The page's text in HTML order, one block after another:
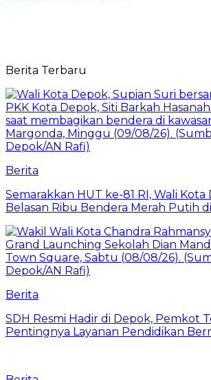
Berita Terbaru
Berita
Semarakkan HUT ke-81 RI, Wali
Belasan Ribu Bendera Merah Putih
Berita
SDH Resmi Hadir di Depok, Pemkot
Pentingnya Layanan Pendidikan